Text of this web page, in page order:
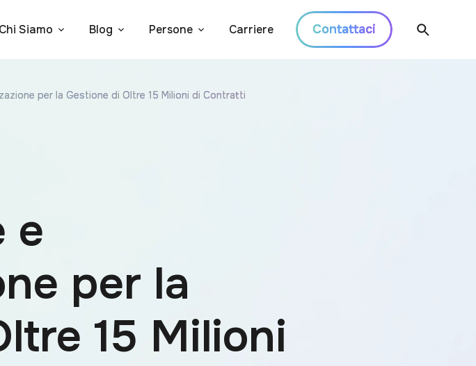
Chi Siamo Blog Persone Carriere Contattaci
per la Gestione di Oltre 15 Milioni di Contratti
e
per la
15 Milioni